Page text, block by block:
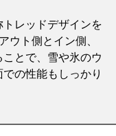
レッドデザインを
ウト側とイン側、
とで、雪や氷のウ
の性能もしっかり